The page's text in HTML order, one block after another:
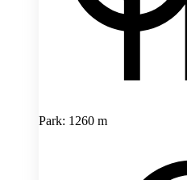
Park: 1260 m